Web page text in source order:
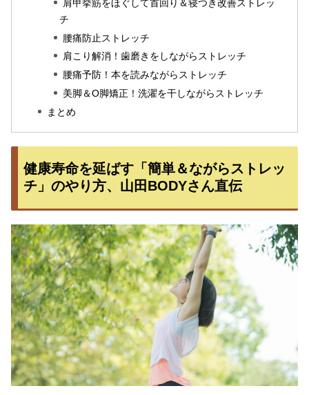
肩甲挙筋をほぐして首回り＆寝つき改善ストレッ
チ
腰痛防止ストレッチ
肩こり解消！歯磨きをしながらストレッチ
腰痛予防！本を読みながらストレッチ
美脚＆O脚矯正！洗濯を干しながらストレッチ
まとめ
健康寿命を延ばす「簡単＆ながらストレッ
チ」のやり方、山田BODYさん直伝